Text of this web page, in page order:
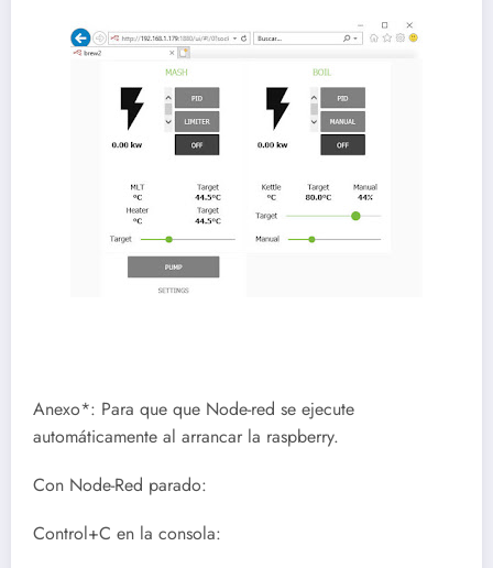
Anexo*: Para que que Node-red se ejecute
automáticamente al arrancar la raspberry.
Con Node-Red parado:
Control+C en la consola: